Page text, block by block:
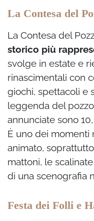
La Contesa del
La Contesa del
storico più
svolge in estate e
rinascimentali con
giochi, spettacoli e
leggenda del
annunciate sono
È uno dei
animato,
mattoni, le
di una scenografia
Festa dei Folli e